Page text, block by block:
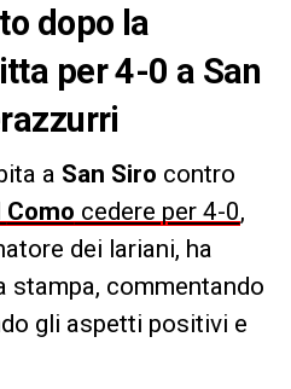
dopo la
per 4-0 a San
a San Siro contro
Como cedere per 4-0,
dei lariani, ha
stampa, commentando
gli aspetti positivi e